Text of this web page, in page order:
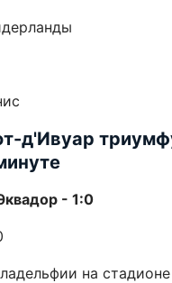
д'Ивуар
- 1:0
на